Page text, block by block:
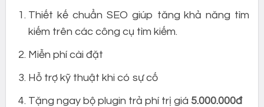
Thiết kế chuẩn SEO giúp tăng khả năng tìm
kiếm trên các công cụ tìm kiếm.
Miễn phí cài đặt
Hỗ trợ kỹ thuật khi có sự cố
Tặng ngay bộ plugin trả phí trị giá 5.000.000đ